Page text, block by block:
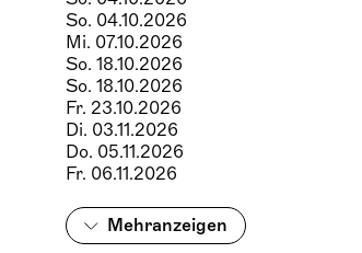
So. 04.10.2026
Mi. 07.10.2026
So. 18.10.2026
So. 18.10.2026
Fr. 23.10.2026
Di. 03.11.2026
Do. 05.11.2026
Fr. 06.11.2026
Mehranzeigen